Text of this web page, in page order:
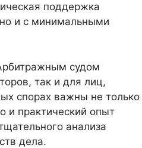
поддержка
и с минимальными
судом
так и для лиц,
спорах важны не только
и практический опыт
анализа
дела.